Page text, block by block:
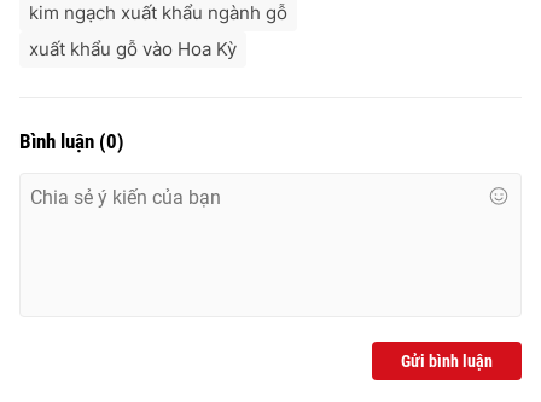
kim ngạch xuất khẩu ngành gỗ
xuất khẩu gỗ vào Hoa Kỳ
Bình luận (0)
Gửi bình luận